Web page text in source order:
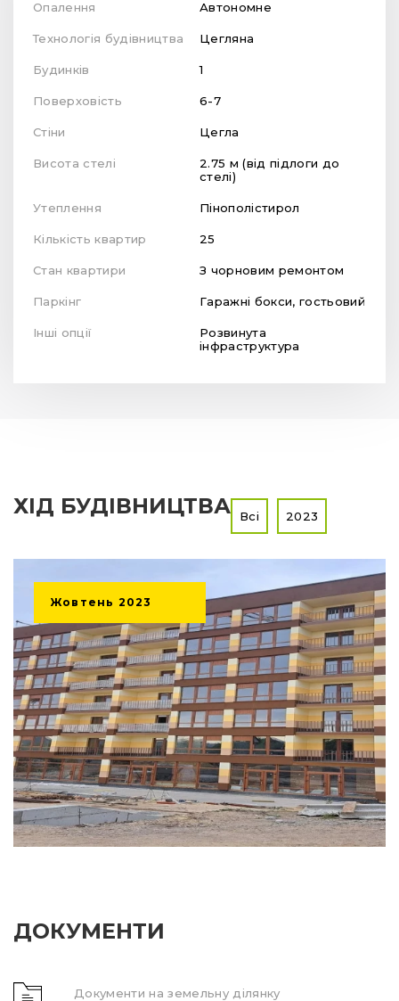
Опалення Автономне
Технологія будівництва Цегляна
Будинків 1
Поверховість 6-7
Стіни Цегла
Висота стелі
2.75 м (від підлоги до
стелі)
Утеплення Пінополістирол
Кількість квартир 25
Стан квартири З чорновим ремонтом
Паркінг Гаражні бокси, гостьовий
Інші опції
Розвинута
інфраструктура
ХІД БУДІВНИЦТВА Всі 2023
Жовтень 2023
ДОКУМЕНТИ
Документи на земельну ділянку